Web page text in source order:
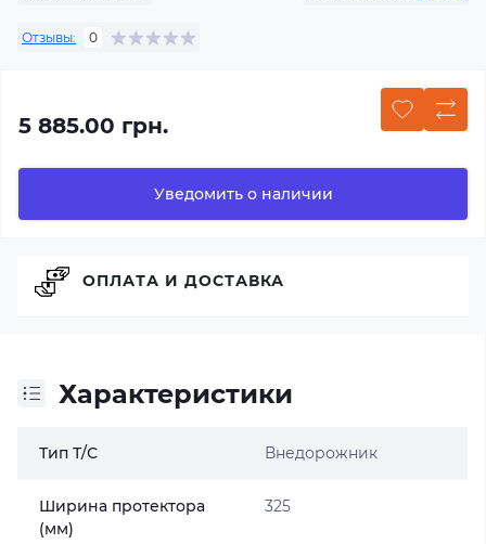
Отзывы: 0
5 885.00 грн.
Уведомить о наличии
Характеристики
Тип Т/С Внедорожник
Ширина протектора
(мм)
325
ОПЛАТА И ДОСТАВКА